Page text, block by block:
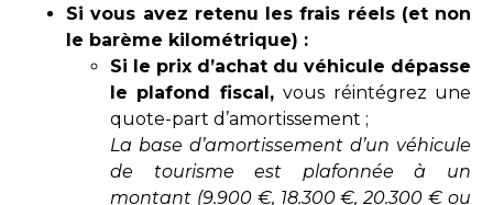
Si vous avez retenu les frais réels (et non
le barème kilométrique) :
Si le prix d’achat du véhicule dépasse
le plafond fiscal,vous réintégrez une
quote-part d’amortissement ;
La base d’amortissement d’un véhicule
de tourisme est plafonnée à un
montant (9.900 €, 18.300 €, 20.300 € ou